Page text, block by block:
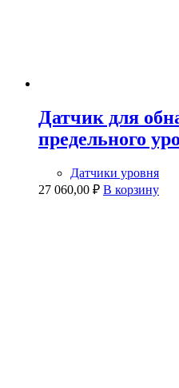
Датчик для
предельного
Датчики уровня
27 060,00 ₽ В корзину